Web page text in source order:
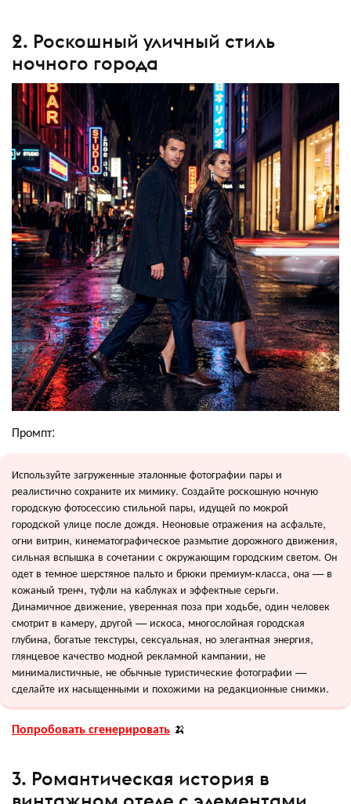
2. Роскошный уличный стиль
ночного города
Промпт:
Используйте загруженные эталонные фотографии пары и
реалистично сохраните их мимику. Создайте роскошную ночную
городскую фотосессию стильной пары, идущей по мокрой
городской улице после дождя. Неоновые отражения на асфальте,
огни витрин, кинематографическое размытие дорожного движения,
сильная вспышка в сочетании с окружающим городским светом. Он
одет в темное шерстяное пальто и брюки премиум-класса, она — в
кожаный тренч, туфли на каблуках и эффектные серьги.
Динамичное движение, уверенная поза при ходьбе, один человек
смотрит в камеру, другой — искоса, многослойная городская
глубина, богатые текстуры, сексуальная, но элегантная энергия,
глянцевое качество модной рекламной кампании, не
минималистичные, не обычные туристические фотографии —
сделайте их насыщенными и похожими на редакционные снимки.
Попробовать сгенерировать 🍌
3. Романтическая история в